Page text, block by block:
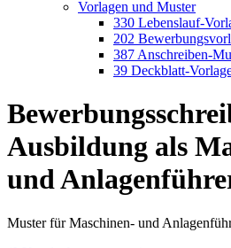
Vorlagen und Muster
330 Lebenslauf-
202
387 Anschreiben-
39 Deckblatt-
Ausbildung als
und
Muster für Maschinen- und